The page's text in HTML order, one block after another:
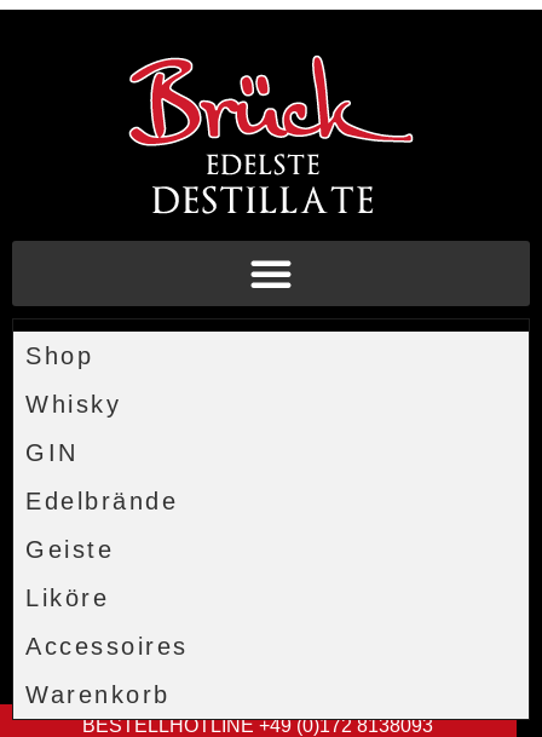
Shop
Whisky
GIN
Edelbrände
Geiste
Liköre
Accessoires
Warenkorb
BESTELLHOTLINE +49 (0)172 8138093